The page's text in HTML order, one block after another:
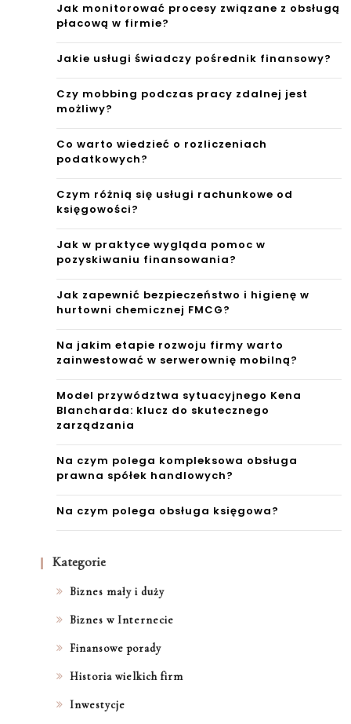
Jak monitorować procesy związane z obsługą
płacową w firmie?
Jakie usługi świadczy pośrednik finansowy?
Czy mobbing podczas pracy zdalnej jest
możliwy?
Co warto wiedzieć o rozliczeniach
podatkowych?
Czym różnią się usługi rachunkowe od
księgowości?
Jak w praktyce wygląda pomoc w
pozyskiwaniu finansowania?
Jak zapewnić bezpieczeństwo i higienę w
hurtowni chemicznej FMCG?
Na jakim etapie rozwoju firmy warto
zainwestować w serwerownię mobilną?
Model przywództwa sytuacyjnego Kena
Blancharda: klucz do skutecznego
zarządzania
Na czym polega kompleksowa obsługa
prawna spółek handlowych?
Na czym polega obsługa księgowa?
Kategorie
Biznes mały i duży
Biznes w Internecie
Finansowe porady
Historia wielkich firm
Inwestycje